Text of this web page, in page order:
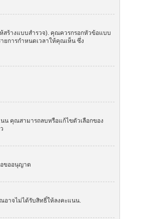
ร้างแบบสำรวจ). คุณควรกรอกหัวข้อแบบ
ยการกำหนดเวลาให้คุณเห็น ซึ่ง
น คุณสามารถลบหรือแก้ไขตัวเลือกของ
อขออนุญาต
อาจไม่ได้รับสิทธิ์ให้ลงคะแนน.